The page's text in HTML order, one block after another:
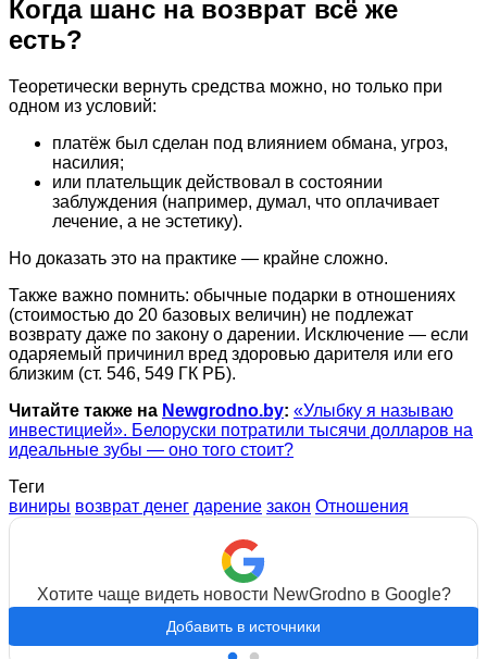
Когда шанс на возврат всё же
есть?
Теоретически вернуть средства можно, но только при
одном из условий:
платёж был сделан под влиянием обмана, угроз,
насилия;
или плательщик действовал в состоянии
заблуждения (например, думал, что оплачивает
лечение, а не эстетику).
Но доказать это на практике — крайне сложно.
Также важно помнить: обычные подарки в отношениях
(стоимостью до 20 базовых величин) не подлежат
возврату даже по закону о дарении. Исключение — если
одаряемый причинил вред здоровью дарителя или его
близким (ст. 546, 549 ГК РБ).
Читайте также на Newgrodno.by: «Улыбку я называю
инвестицией». Белоруски потратили тысячи долларов на
идеальные зубы — оно того стоит?
Теги
виниры возврат денег дарение закон Отношения
Хотите чаще видеть новости NewGrodno в Google?
Добавить в источники